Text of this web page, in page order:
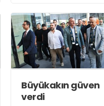
Büyükakın güven
verdi